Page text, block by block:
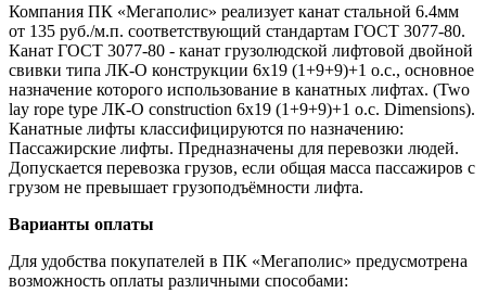
Компания ПК «Мегаполис» реализует канат стальной 6.4мм
от 135 руб./м.п. соответствующий стандартам ГОСТ 3077-80.
Канат ГОСТ 3077-80 - канат грузолюдской лифтовой двойной
свивки типа ЛК-О конструкции 6х19 (1+9+9)+1 о.с., основное
назначение которого использование в канатных лифтах. (Two
lay rope type ЛК-О construction 6х19 (1+9+9)+1 о.с. Dimensions).
Канатные лифты классифицируются по назначению:
Пассажирские лифты. Предназначены для перевозки людей.
Допускается перевозка грузов, если общая масса пассажиров с
грузом не превышает грузоподъёмности лифта.
Варианты оплаты
Для удобства покупателей в ПК «Мегаполис» предусмотрена
возможность оплаты различными способами: